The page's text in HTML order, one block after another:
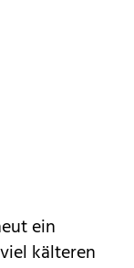
ein
kälteren